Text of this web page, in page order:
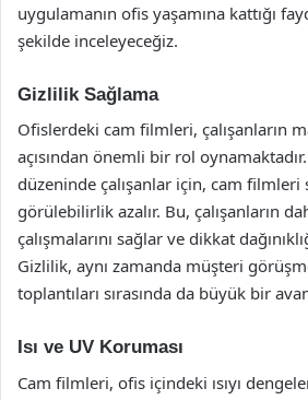
uygulamanın ofis yaşamına kattığı
şekilde inceleyeceğiz.
Gizlilik Sağlama
Ofislerdeki cam filmleri, çalışanların
açısından önemli bir rol
düzeninde çalışanlar için, cam filmleri
görülebilirlik azalır. Bu, çalışanların
çalışmalarını sağlar ve dikkat
Gizlilik, aynı zamanda müşteri
toplantıları sırasında da büyük bir
Isı ve UV Koruması
Cam filmleri, ofis içindeki ısıyı